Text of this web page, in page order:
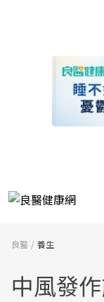
良醫 養生
中風發